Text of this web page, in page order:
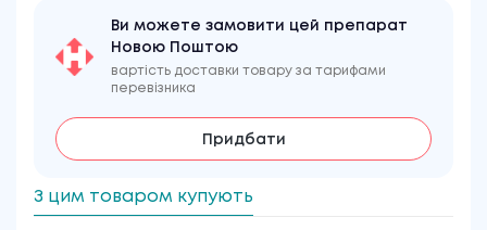
Ви можете замовити цей препарат
Новою Поштою
вартість доставки товару за тарифами
перевізника
Придбати
З цим товаром купують